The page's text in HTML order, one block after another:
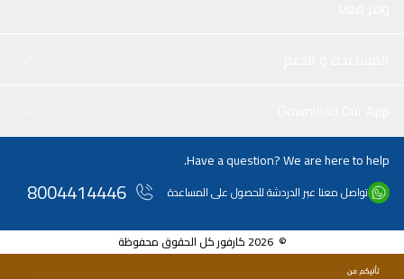
Have a question? We are here to help.
تواصل معنا عبر الدردشة للحصول على المساعدة 8004414446
© 2026 كارفور كل الحقوق محفوظة